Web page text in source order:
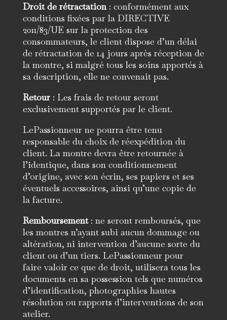
Droit de rétractation: conformément aux
conditions fixées par la DIRECTIVE
2011/83/UE sur la protection des
consommateurs, le client dispose d’un délai
de rétractation de 14 jours après réception de
la montre, si malgré tous les soins apportés à
sa description, elle ne convenait pas.
Retour: Les frais de retour seront
exclusivement supportés par le client.
LePassionneur ne pourra être tenu
responsable du choix de réexpédition du
client. La montre devra être retournée à
l’identique, dans son conditionnement
d’origine, avec son écrin, ses papiers et ses
éventuels accessoires, ainsi qu’une copie de
la facture.
Remboursement: ne seront remboursés, que
les montres n’ayant subi aucun dommage ou
altération, ni intervention d’aucune sorte du
client ou d’un tiers. LePassionneur pour
faire valoir ce que de droit, utilisera tous les
documents en sa possession tels que numéros
d’identification, photographies hautes
résolution ou rapports d’interventions de son
atelier.